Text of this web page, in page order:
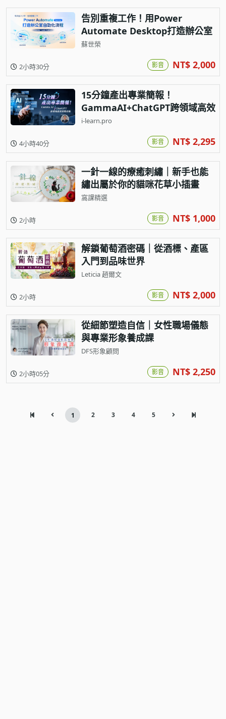
告別重複工作！用Power
Automate Desktop打造辦公室
自動化流程
蘇世榮
2小時30分 影音 NT$ 2,000
15分鐘產出專業簡報！
GammaAI+ChatGPT跨領域高效
實戰攻略
i-learn.pro
4小時40分 影音 NT$ 2,295
一針一線的療癒刺繡｜新手也能
繡出屬於你的貓咪花草小插畫
窩課精選
2小時 影音 NT$ 1,000
解鎖葡萄酒密碼｜從酒標、產區
入門到品味世界
Leticia 趙爾文
2小時 影音 NT$ 2,000
從細節塑造自信｜女性職場儀態
與專業形象養成課
DFS形象顧問
2小時05分 影音 NT$ 2,250
1 2 3 4 5